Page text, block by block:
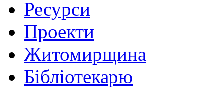
Ресурси
Проекти
Житомирщина
Бібліотекарю